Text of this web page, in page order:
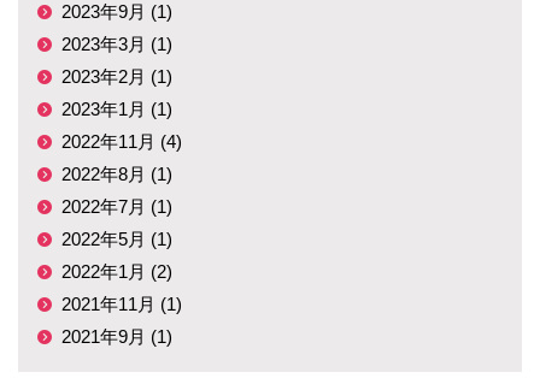
2023年9月 (1)
2023年3月 (1)
2023年2月 (1)
2023年1月 (1)
2022年11月 (4)
2022年8月 (1)
2022年7月 (1)
2022年5月 (1)
2022年1月 (2)
2021年11月 (1)
2021年9月 (1)